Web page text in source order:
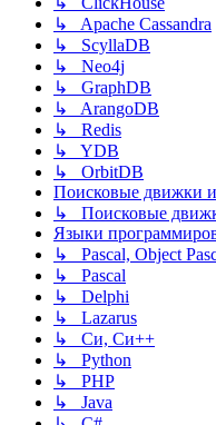
↳ Apache Cassandra
↳ ScyllaDB
↳ Neo4j
↳ GraphDB
↳ ArangoDB
↳ Redis
↳ YDB
↳ OrbitDB
Поисковые движки
↳ Поисковые
Языки
↳ Pascal, Object
↳ Pascal
↳ Delphi
↳ Lazarus
↳ Си, Си++
↳ Python
↳ PHP
↳ Java